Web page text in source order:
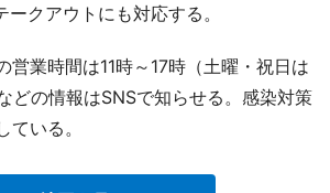
ークアウトにも対応する。
業時間は11時～17時（土曜・祝日は
どの情報はSNSで知らせる。感染対策
ている。